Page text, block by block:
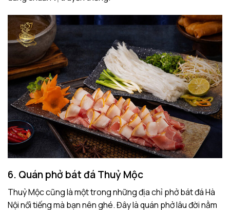
6. Quán phở bát đá Thuỷ Mộc
Thuỷ Mộc cũng là một trong những địa chỉ phở bát đá Hà
Nội nổi tiếng mà bạn nên ghé. Đây là quán phở lâu đời nằm